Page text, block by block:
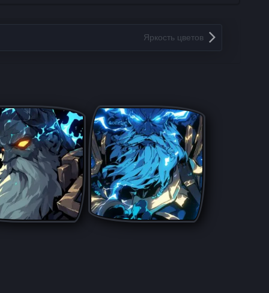
Яркость цветов